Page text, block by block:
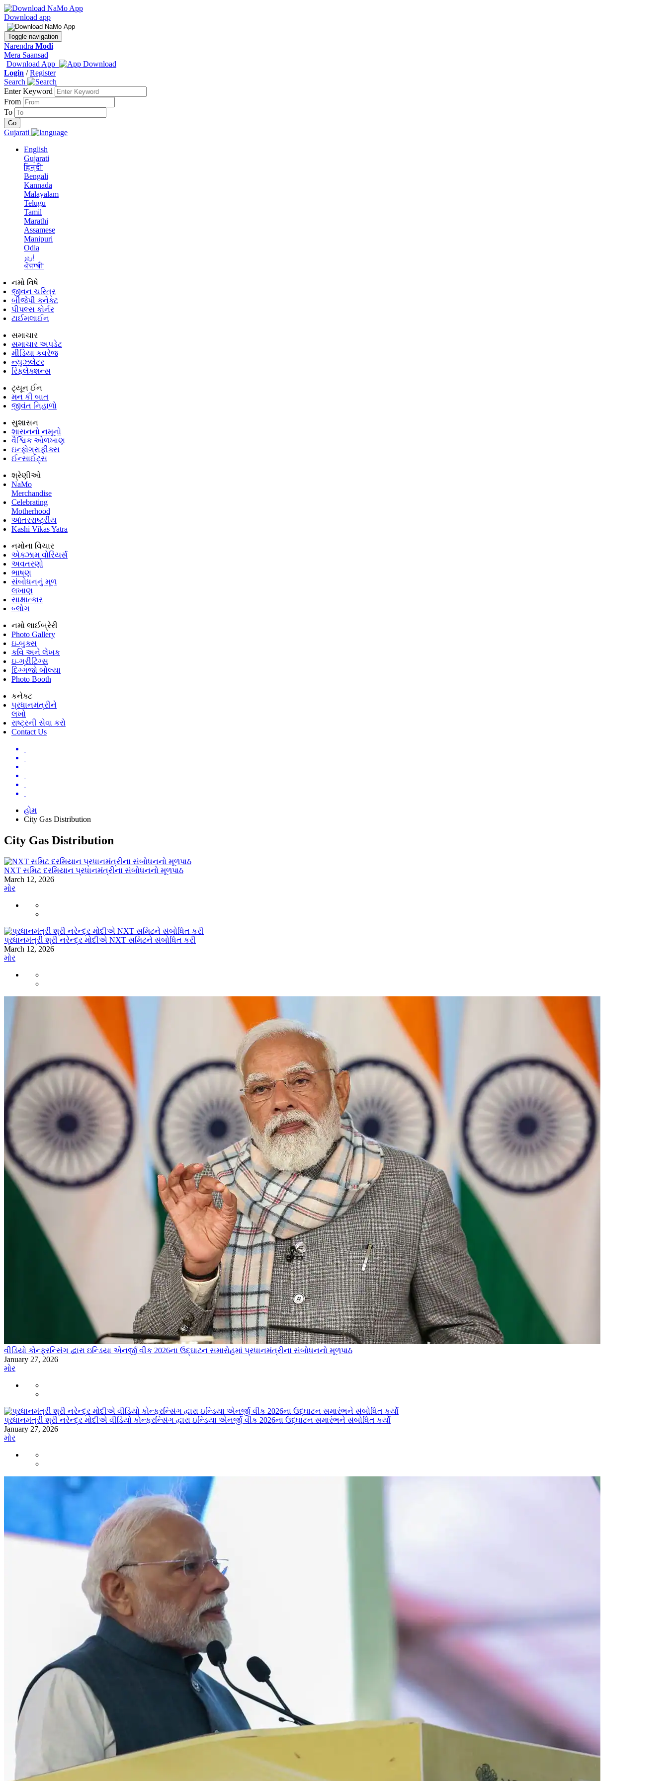
Download app
Toggle navigation
Narendra Modi
Mera Saansad
Download App
Login /Register
Search
Enter Keyword
From
To
Gujarati
English
Gujarati
हिन्दी
Bengali
Kannada
Malayalam
Telugu
Tamil
Marathi
Assamese
Manipuri
Odia
اردو
ਪੰਜਾਬੀ
નમો વિષે
જીવન ચરિત્ર
બીજેપી કનેક્ટ
પીપલ્સ કોર્નર
ટાઈમલાઈન
સમાચાર
સમાચાર અપડેટ
મીડિયા કવરેજ
ન્યુઝલેટર
રિફ્લેક્શન્સ
ટ્યૂન ઈન
મન કી બાત
જીવંત નિહાળો
સુશાસન
શાસનનો નમૂનો
વૈશ્વિક ઓળખાણ
ઇન્ફોગ્રાફીક્સ
ઈન્સાઈટ્સ
શ્રેણીઓ
NaMo
Merchandise
Celebrating
Motherhood
આંતરરાષ્ટ્રીય
Kashi Vikas Yatra
નમોના વિચાર
એક્ઝામ વોરિયર્સ
અવતરણો
ભાષણ
સંબોધનનું મૂળ
લખાણ
સાક્ષાત્કાર
બ્લોગ
નમો લાઈબ્રેરી
Photo Gallery
ઇ-બુક્સ
કવિ અને લેખક
ઇ-ગ્રીટિંગ્સ
દિગ્ગજો બોલ્યા
Photo Booth
કનેક્ટ
પ્રધાનમંત્રીને
લખો
રાષ્ટ્રની સેવા કરો
Contact Us
હોમ
City Gas Distribution
City Gas Distribution
NXT સમિટ દરમિયાન પ્રધાનમંત્રીના સંબોધનનો મૂળપાઠ
March 12, 2026
મોર
પ્રધાનમંત્રી શ્રી નરેન્દ્ર મોદીએ NXT સમિટને સંબોધિત કરી
March 12, 2026
મોર
વીડિયો કોન્ફરન્સિંગ દ્વારા ઇન્ડિયા એનર્જી વીક 2026ના ઉદ્ઘાટન સમારોહમાં પ્રધાનમંત્રીના સંબોધનનો મૂળપાઠ
January 27, 2026
મોર
પ્રધાનમંત્રી શ્રી નરેન્દ્ર મોદીએ વીડિયો કોન્ફરન્સિંગ દ્વારા ઇન્ડિયા એનર્જી વીક 2026ના ઉદ્ઘાટન સમારંભને સંબોધિત કર્યો
January 27, 2026
મોર